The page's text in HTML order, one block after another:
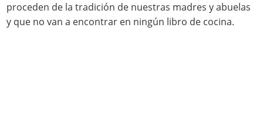
proceden de la tradición de nuestras madres y abuelas
y que no van a encontrar en ningún libro de cocina.